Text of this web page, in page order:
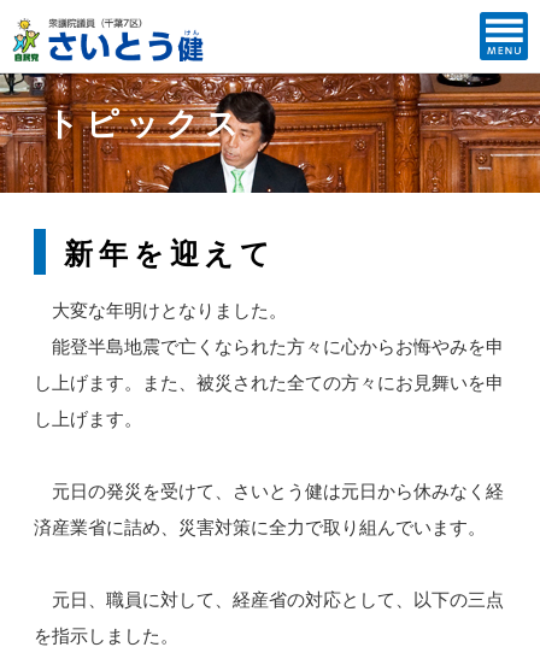
トピックス
新年を迎えて
大変な年明けとなりました。
能登半島地震で亡くなられた方々に心からお悔やみを申
し上げます。また、被災された全ての方々にお見舞いを申
し上げます。
元日の発災を受けて、さいとう健は元日から休みなく経
済産業省に詰め、災害対策に全力で取り組んでいます。
元日、職員に対して、経産省の対応として、以下の三点
を指示しました。